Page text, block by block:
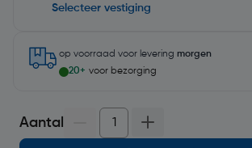
Selecteer vestiging
op voorraad voor levering morgen
20+ voor bezorging
Aantal